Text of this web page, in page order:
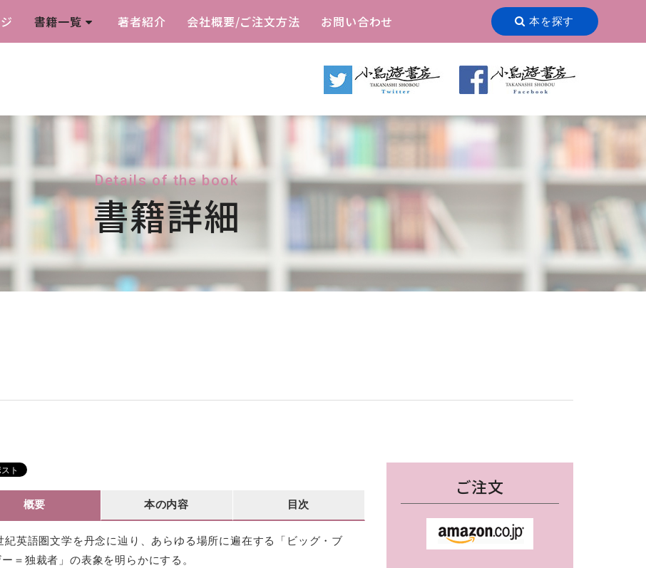
書籍一覧 著者紹介 会社概要/ご注文方法 お問い合わせ 本を探す
Details of the book
書籍詳細
概要 本の内容 目次
紀英語圏文学を丹念に辿り、あらゆる場所に遍在する「ビッグ・ブ
ー＝独裁者」の表象を明らかにする。
ご注文